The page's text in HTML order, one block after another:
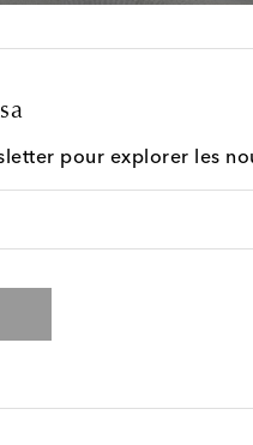
pour explorer les